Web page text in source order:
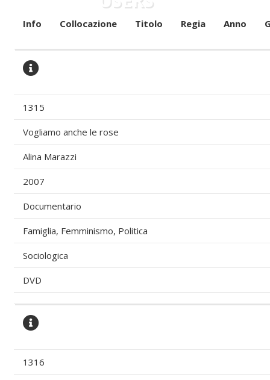
Info Collocazione Titolo Regia Anno
1315
Vogliamo anche le rose
Alina Marazzi
2007
Documentario
Famiglia, Femminismo, Politica
Sociologica
DVD
1316